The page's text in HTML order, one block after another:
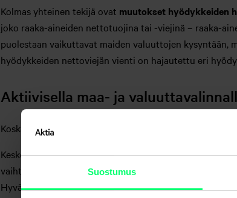
Suostumus
Kolmas yhteinen tekijä ovat muutokset hyödykkeiden
joko raaka-aineiden nettotuojina tai -viejinä – raaka-
puolestaan vaikuttavat maiden valuuttojen kysyntään,
hyödykkeiden nettoviejän vienti on hajautettu eri
Aktiivisella maa- ja
Koska kehittyvät maat ovat keskenään hyvin erilaisia,
Keskeinen maakohtainen tekijä ovat kunkin kehittyvän
vaihtotaseen ylijäämä linkittyvät usein vahvistuvaan
Hyvä peukalosääntö on, että mitä vahvempi maan